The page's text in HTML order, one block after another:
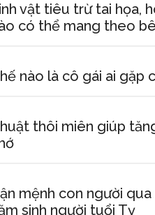
vật tiêu trừ tai họa,
có thể mang theo
nào là cô gái ai gặp
thôi miên giúp
mệnh con người
sinh người tuổi Tỵ